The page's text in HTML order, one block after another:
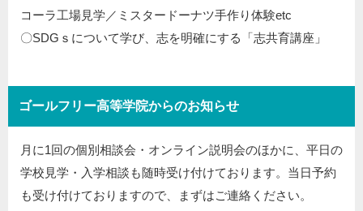
コーラ工場見学／ミスタードーナツ手作り体験etc
〇SDGｓについて学び、志を明確にする「志共育講座」
ゴールフリー高等学院からのお知らせ
月に1回の個別相談会・オンライン説明会のほかに、平日の
学校見学・入学相談も随時受け付けております。当日予約
も受け付けておりますので、まずはご連絡ください。